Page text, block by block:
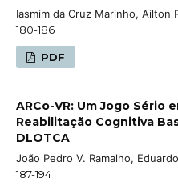
Iasmim da Cruz Marinho, Ailton
180-186
PDF
ARCo-VR: Um Jogo Sério
Reabilitação Cognitiva
DLOTCA
João Pedro V. Ramalho,
187-194